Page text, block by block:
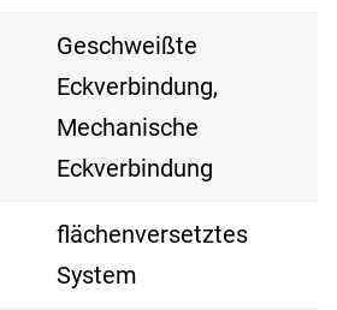
Geschweißte
Eckverbindung,
Mechanische
Eckverbindung
flächenversetztes
System